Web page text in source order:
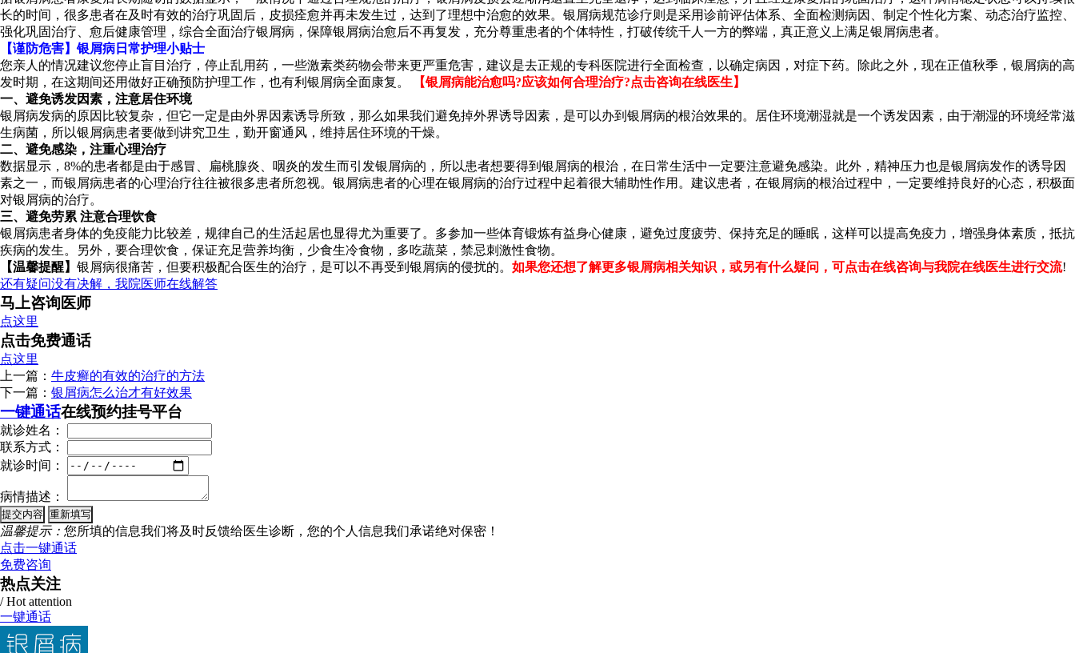
长的时间，很多患者在及时有效的治疗巩固后，皮损痊愈并再未发生过，达到了理想中治愈的效果。银屑病规范诊疗则是采用诊前评估体系、全面检测病因、制定个性化方案、动态治疗监控、
强化巩固治疗、愈后健康管理，综合全面治疗银屑病，保障银屑病治愈后不再复发，充分尊重患者的个体特性，打破传统千人一方的弊端，真正意义上满足银屑病患者。
【谨防危害】银屑病日常护理小贴士
您亲人的情况建议您停止盲目治疗，停止乱用药，一些激素类药物会带来更严重危害，建议是去正规的专科医院进行全面检查，以确定病因，对症下药。除此之外，现在正值秋季，银屑病的高
发时期，在这期间还用做好正确预防护理工作，也有利银屑病全面康复。
【银屑病能治愈吗?应该如何合理治疗?点击咨询在线医生】
一、避免诱发因素，注意居住环境
银屑病发病的原因比较复杂，但它一定是由外界因素诱导所致，那么如果我们避免掉外界诱导因素，是可以办到银屑病的根治效果的。居住环境潮湿就是一个诱发因素，由于潮湿的环境经常滋
生病菌，所以银屑病患者要做到讲究卫生，勤开窗通风，维持居住环境的干燥。
二、避免感染，注重心理治疗
数据显示，8%的患者都是由于感冒、扁桃腺炎、咽炎的发生而引发银屑病的，所以患者想要得到银屑病的根治，在日常生活中一定要注意避免感染。此外，精神压力也是银屑病发作的诱导因
素之一，而银屑病患者的心理治疗往往被很多患者所忽视。银屑病患者的心理在银屑病的治疗过程中起着很大辅助性作用。建议患者，在银屑病的根治过程中，一定要维持良好的心态，积极面
对银屑病的治疗。
三、避免劳累 注意合理饮食
银屑病患者身体的免疫能力比较差，规律自己的生活起居也显得尤为重要了。多参加一些体育锻炼有益身心健康，避免过度疲劳、保持充足的睡眠，这样可以提高免疫力，增强身体素质，抵抗
疾病的发生。另外，要合理饮食，保证充足营养均衡，少食生冷食物，多吃蔬菜，禁忌刺激性食物。
【温馨提醒】 银屑病很痛苦，但要积极配合医生的治疗，是可以不再受到银屑病的侵扰的。 如果您还想了解更多银屑病相关知识，或另有什么疑问，可点击在线咨询与我院在线医生进行交流!
还有疑问没有决解，我院医师在线解答
马上咨询医师
点这里
点击免费通话
点这里
上一篇： 牛皮癣的有效的治疗的方法
下一篇： 银屑病怎么治才有好效果
一键通话在线预约挂号平台
就诊姓名：
联系方式：
就诊时间：
病情描述：
温馨提示： 您所填的信息我们将及时反馈给医生诊断，您的个人信息我们承诺绝对保密！
点击一键通话
免费咨询
热点关注
/ Hot attention
一键通话